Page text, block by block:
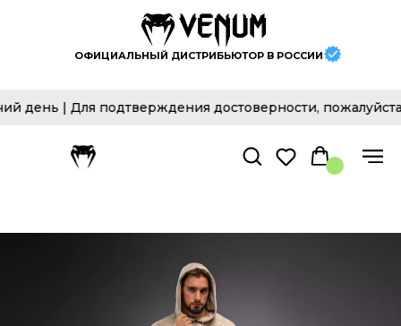
ОФИЦИАЛЬНЫЙ ДИСТРИБЬЮТОР В РОССИИ
Для подтверждения достоверности, пожалуйста,